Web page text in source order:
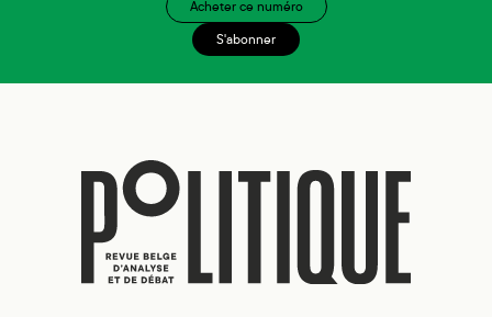
Acheter ce numéro
S'abonner